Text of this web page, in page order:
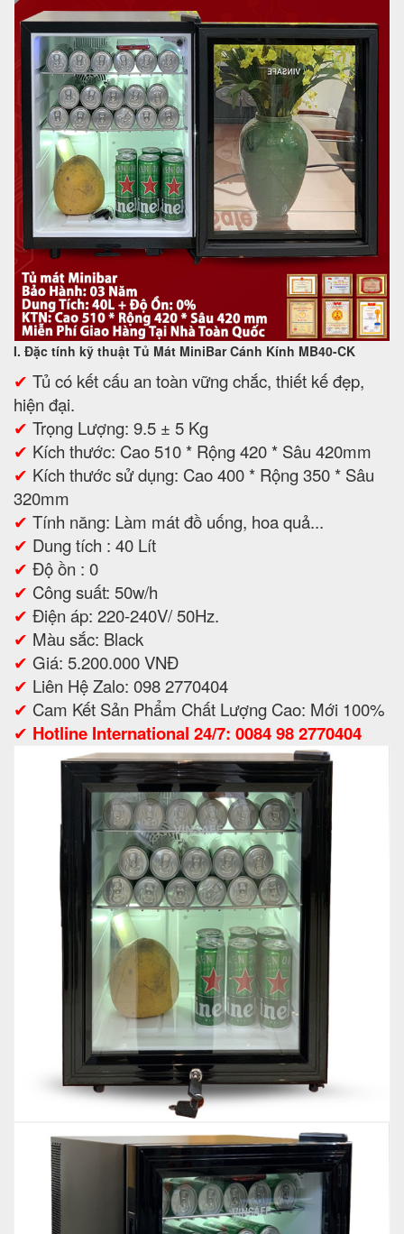
I. Đặc tính kỹ thuật Tủ Mát MiniBar Cánh Kính MB40-CK
✔ Tủ có kết cấu an toàn vững chắc, thiết kế đẹp,
hiện đại.
✔ Trọng Lượng: 9.5 ± 5 Kg
✔ Kích thước: Cao 510 * Rộng 420 * Sâu 420mm
✔ Kích thước sử dụng: Cao 400 * Rộng 350 * Sâu
320mm
✔ Tính năng: Làm mát đồ uống, hoa quả...
✔ Dung tích : 40 Lít
✔ Độ ồn : 0
✔ Công suất: 50w/h
✔ Điện áp: 220-240V/ 50Hz.
✔ Màu sắc: Black
✔ Giá: 5.200.000 VNĐ
✔ Liên Hệ Zalo: 098 2770404
✔ Cam Kết Sản Phẩm Chất Lượng Cao: Mới 100%
✔ Hotline International 24/7: 0084 98 2770404